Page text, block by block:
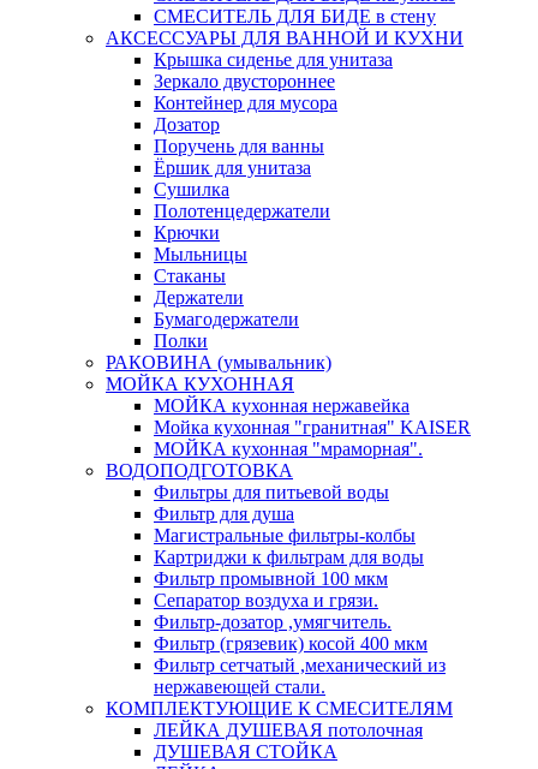
СМЕСИТЕЛЬ ДЛЯ БИДЕ в стену
АКСЕССУАРЫ ДЛЯ ВАННОЙ И КУХНИ
Крышка сиденье для унитаза
Зеркало двустороннее
Контейнер для мусора
Дозатор
Поручень для ванны
Ёршик для унитаза
Сушилка
Полотенцедержатели
Крючки
Мыльницы
Стаканы
Держатели
Бумагодержатели
Полки
РАКОВИНА (умывальник)
МОЙКА КУХОННАЯ
МОЙКА кухонная нержавейка
Мойка кухонная "гранитная" KAISER
МОЙКА кухонная "мраморная".
ВОДОПОДГОТОВКА
Фильтры для питьевой воды
Фильтр для душа
Магистральные фильтры-колбы
Картриджи к фильтрам для воды
Фильтр промывной 100 мкм
Сепаратор воздуха и грязи.
Фильтр-дозатор ,умягчитель.
Фильтр (грязевик) косой 400 мкм
Фильтр сетчатый ,механический из
нержавеющей стали.
КОМПЛЕКТУЮЩИЕ К СМЕСИТЕЛЯМ
ЛЕЙКА ДУШЕВАЯ потолочная
ДУШЕВАЯ СТОЙКА